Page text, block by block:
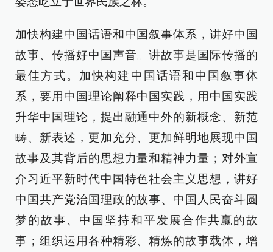
加快构建中国话语和中国叙事体系，讲好中国
故事、传播好中国声音。讲故事是国际传播的
最佳方式。加快构建中国话语和中国叙事体
系，要用中国理论阐释中国实践，用中国实践
升华中国理论，提出融通中外的新概念、新范
畴、新表述，更加充分、更加鲜明地展现中国
故事及其背后的思想力量和精神力量；对外宣
介习近平新时代中国特色社会主义思想，讲好
中国共产党治国理政的故事、中国人民奋斗圆
梦的故事、中国坚持和平发展合作共赢的故
事；组织运用各种精彩、精炼的故事载体，增